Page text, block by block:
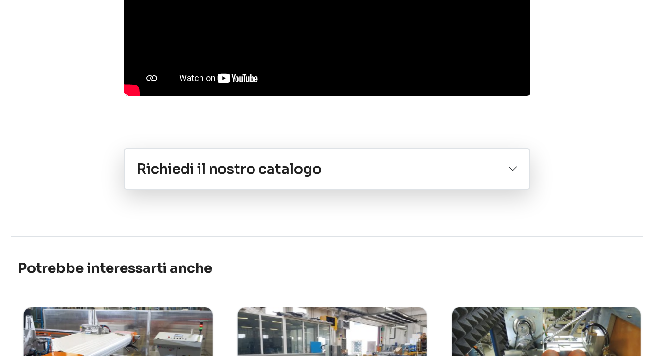
Richiedi il nostro catalogo
Potrebbe interessarti anche